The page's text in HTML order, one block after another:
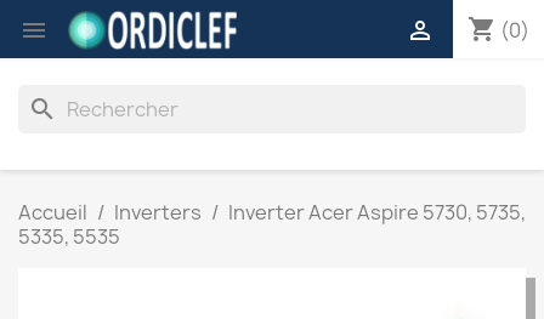
 shopping_cart (0)

search
Accueil Inverters
Inverter Acer Aspire 5730, 5735,
5335, 5535